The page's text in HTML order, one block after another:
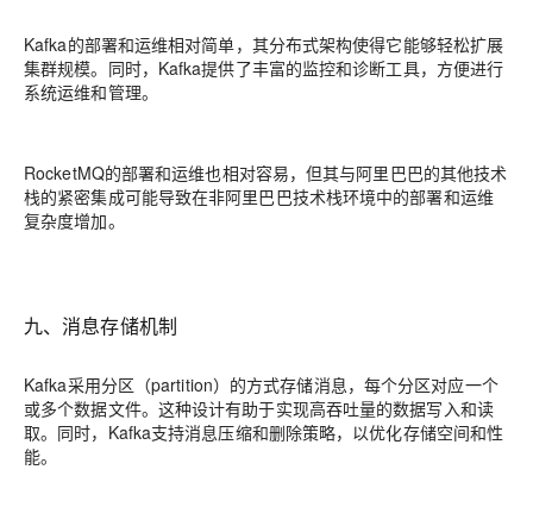
Kafka的部署和运维相对简单，其分布式架构使得它能够轻松扩展
集群规模。同时，Kafka提供了丰富的监控和诊断工具，方便进行
系统运维和管理。
RocketMQ的部署和运维也相对容易，但其与阿里巴巴的其他技术
栈的紧密集成可能导致在非阿里巴巴技术栈环境中的部署和运维
复杂度增加。
九、消息存储机制
Kafka采用分区（partition）的方式存储消息，每个分区对应一个
或多个数据文件。这种设计有助于实现高吞吐量的数据写入和读
取。同时，Kafka支持消息压缩和删除策略，以优化存储空间和性
能。